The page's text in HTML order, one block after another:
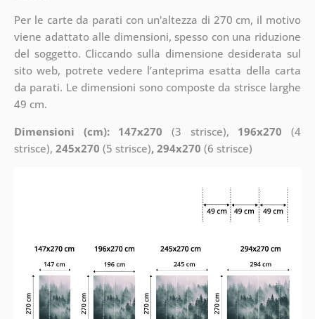
Per le carte da parati con un'altezza di 270 cm, il motivo
viene adattato alle dimensioni, spesso con una riduzione
del soggetto. Cliccando sulla dimensione desiderata sul
sito web, potrete vedere l’anteprima esatta della carta
da parati. Le dimensioni sono composte da strisce larghe
49 cm.
Dimensioni (cm): 147x270 (3 strisce), 196x270 (4
strisce), 245x270 (5 strisce), 294x270 (6 strisce)